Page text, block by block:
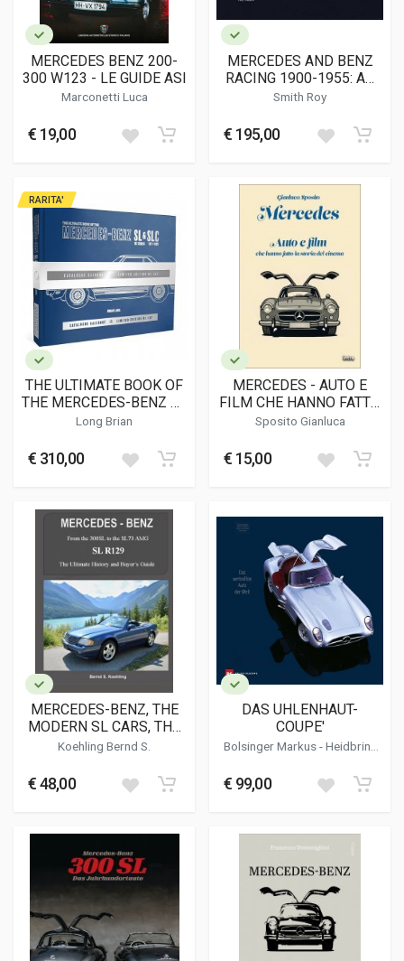
MERCEDES BENZ 200-
300 W123 - LE GUIDE ASI
Marconetti Luca
€ 19,00
MERCEDES AND BENZ
RACING 1900-1955: AN
APPRECIATION
Smith Roy
€ 195,00
RARITA'
THE ULTIMATE BOOK OF
THE MERCEDES-BENZ SL
& SLC 107 SERIES 1971
Long Brian
€ 310,00
MERCEDES - AUTO E
FILM CHE HANNO FATTO
LA STORIA DEL CINEMA
Sposito Gianluca
€ 15,00
MERCEDES-BENZ, THE
MODERN SL CARS, THE
R129
Koehling Bernd S.
€ 48,00
DAS UHLENHAUT-
COUPE'
Bolsinger Markus-Heidbrink
-
€ 99,00